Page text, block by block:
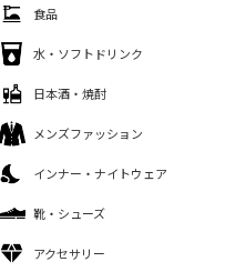
食品
水・ソフトドリンク
日本酒・焼酎
メンズファッション
インナー・ナイトウェア
靴・シューズ
アクセサリー